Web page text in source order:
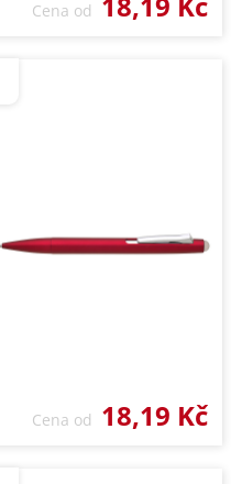
Cena od
Cena od 18,19 Kč